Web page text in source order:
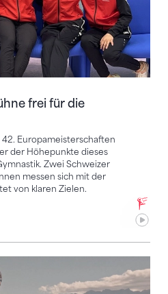
frei für die
42. Europameisterschaften
der Höhepunkte dieses
Zwei Schweizer
messen sich mit der
von klaren Zielen.